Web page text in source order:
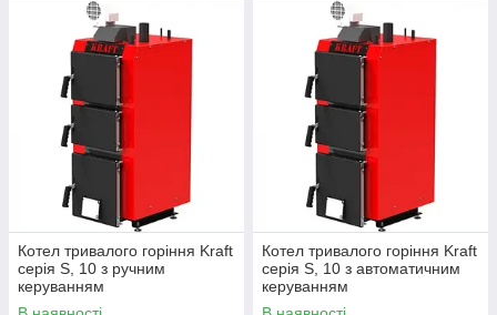
Котел тривалого горіння Kraft
серія S, 10 з ручним
керуванням
Котел тривалого горіння Kraft
серія S, 10 з автоматичним
керуванням